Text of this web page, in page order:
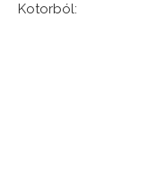
Kotorból: